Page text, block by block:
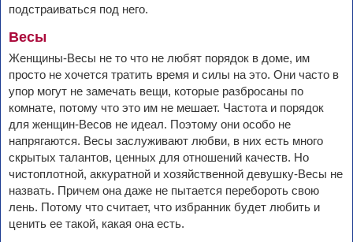
подстраиваться под него.
Весы
Женщины-Весы не то что не любят порядок в доме, им
просто не хочется тратить время и силы на это. Они часто в
упор могут не замечать вещи, которые разбросаны по
комнате, потому что это им не мешает. Частота и порядок
для женщин-Весов не идеал. Поэтому они особо не
напрягаются. Весы заслуживают любви, в них есть много
скрытых талантов, ценных для отношений качеств. Но
чистоплотной, аккуратной и хозяйственной девушку-Весы не
назвать. Причем она даже не пытается перебороть свою
лень. Потому что считает, что избранник будет любить и
ценить ее такой, какая она есть.